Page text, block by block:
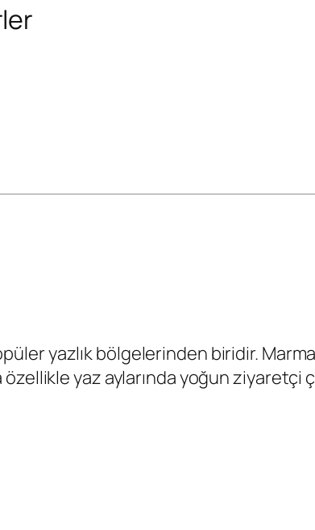
yazlık bölgelerinden biridir.
özellikle yaz aylarında yoğun ziyaretçi